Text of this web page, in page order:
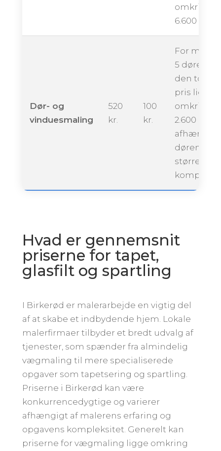
omkring
6.600
Dør- og
vinduesmaling
520
kr.
100
kr.
For
5 døre kan
den totale
pris ligge
omkring
2.600
afhængigt
dørenes
størrelse
Hvad er gennemsnit
priserne for tapet,
glasfilt og spartling
I Birkerød er malerarbejde en vigtig del
af at skabe et indbydende hjem. Lokale
malerfirmaer tilbyder et bredt udvalg af
tjenester, som spænder fra almindelig
vægmaling til mere specialiserede
opgaver som tapetsering og spartling.
Priserne i Birkerød kan være
konkurrencedygtige og varierer
afhængigt af malerens erfaring og
opgavens kompleksitet. Generelt kan
priserne for vægmaling ligge omkring